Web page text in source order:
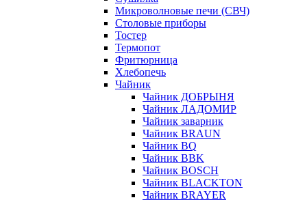
Микроволновые печи (СВЧ)
Столовые приборы
Тостер
Термопот
Фритюрница
Хлебопечь
Чайник
Чайник ДОБРЫНЯ
Чайник ЛАДОМИР
Чайник заварник
Чайник BRAUN
Чайник BQ
Чайник BBK
Чайник BOSCH
Чайник BLACKTON
Чайник BRAYER